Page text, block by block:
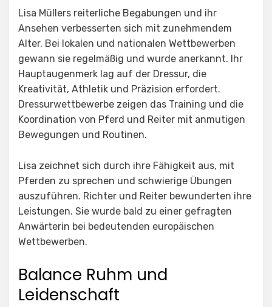
Lisa Müllers reiterliche Begabungen und ihr
Ansehen verbesserten sich mit zunehmendem
Alter. Bei lokalen und nationalen Wettbewerben
gewann sie regelmäßig und wurde anerkannt. Ihr
Hauptaugenmerk lag auf der Dressur, die
Kreativität, Athletik und Präzision erfordert.
Dressurwettbewerbe zeigen das Training und die
Koordination von Pferd und Reiter mit anmutigen
Bewegungen und Routinen.
Lisa zeichnet sich durch ihre Fähigkeit aus, mit
Pferden zu sprechen und schwierige Übungen
auszuführen. Richter und Reiter bewunderten ihre
Leistungen. Sie wurde bald zu einer gefragten
Anwärterin bei bedeutenden europäischen
Wettbewerben.
Balance Ruhm und
Leidenschaft